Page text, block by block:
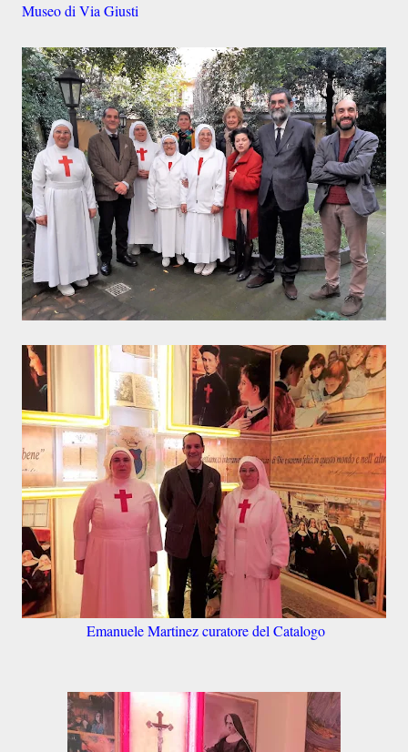
Museo di Via Giusti
Emanuele Martinez curatore del Catalogo